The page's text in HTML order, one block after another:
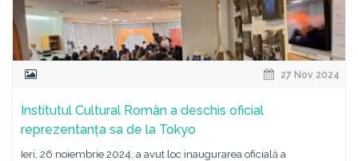
27 Nov 2024
Institutul Cultural Român a deschis oficial
reprezentanța sa de la Tokyo
Ieri, 26 noiembrie 2024, a avut loc inaugurarea oficială a